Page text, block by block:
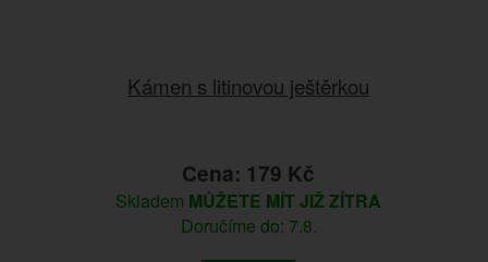
Kámen s litinovou ještěrkou
Cena: 179 Kč
Skladem MŮŽETE MÍT JIŽ ZÍTRA
Doručíme do: 7.8.